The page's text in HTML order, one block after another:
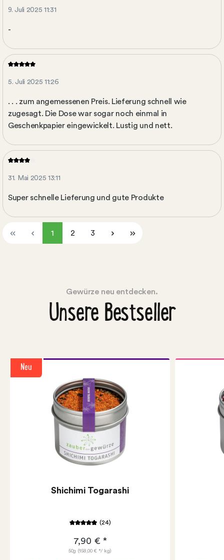
9. Juli 2025 11:31
-
5. Juli 2025 11:26
. . . zum angemessenen Preis. Lieferung schnell wie
zugesagt. Die Dose war sogar noch einmal in
Geschenkpapier eingewickelt. Lustig und nett.
31. Mai 2025 13:11
Super schnelle Lieferung und gute Produkte
1 2 3
Gewürze neu entdecken.
Unsere Bestseller
Neu
Shichimi Togarashi
(24)
7,90 € *
50g (158,00 € */ kg)